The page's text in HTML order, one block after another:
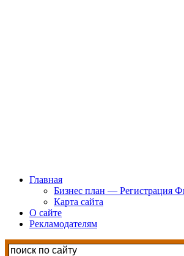
Главная
Бизнес план — Регистрация
Карта сайта
О сайте
Рекламодателям